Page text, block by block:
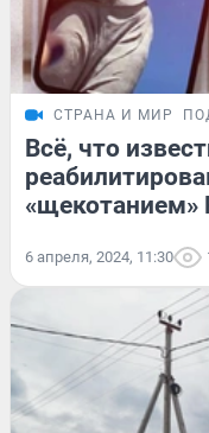
СТРАНА И МИР
Всё, что
6 апреля, 2024, 11:30